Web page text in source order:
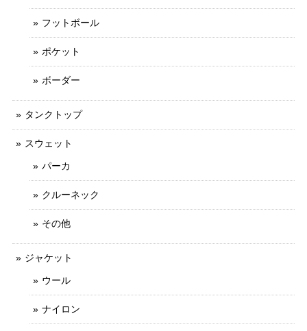
フットボール
ポケット
ボーダー
タンクトップ
スウェット
パーカ
クルーネック
その他
ジャケット
ウール
ナイロン